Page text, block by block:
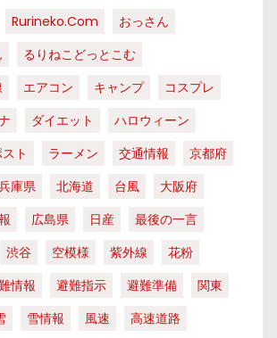
Rurineko.com
おっさん
るりねこどっとこむ
エアコン キャンプ
コスプレ
ダイエット
ハロウィーン
ト
ラーメン 交通情報
京都府
庫県 北海道 台風
大阪府
広島県 日産
最後の一言
渋谷 空模様 紫外線
花粉
情報 避難指示 避難準備
関東
雪情報 風速 高速道路